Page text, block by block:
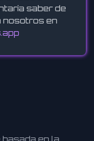
saber de
nosotros en
en la